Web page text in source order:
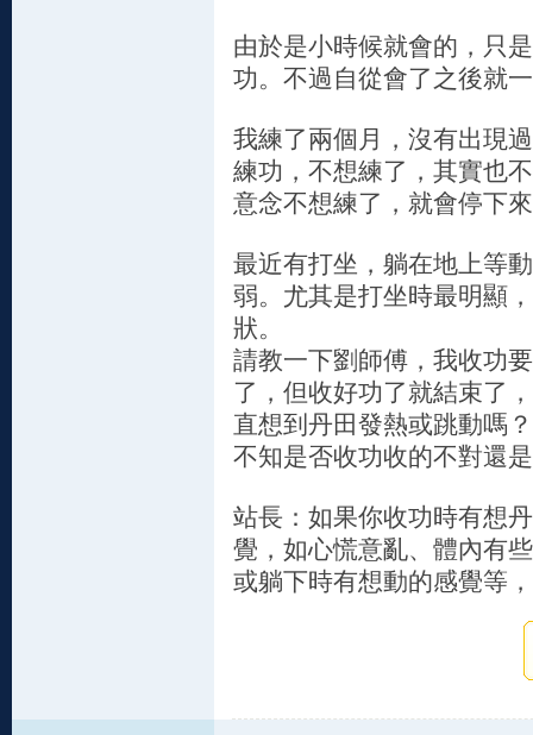
由於是小時候就會的，只
功。不過自從會了之後就
我練了兩個月，沒有出現
練功，不想練了，其實也
意念不想練了，就會停下
最近有打坐，躺在地上等
弱。尤其是打坐時最明顯
狀。
請教一下劉師傅，我收功
了，但收好功了就結束了
直想到丹田發熱或跳動嗎？
不知是否收功收的不對還
站長：如果你收功時有想
覺，如心慌意亂、體內有
或躺下時有想動的感覺等